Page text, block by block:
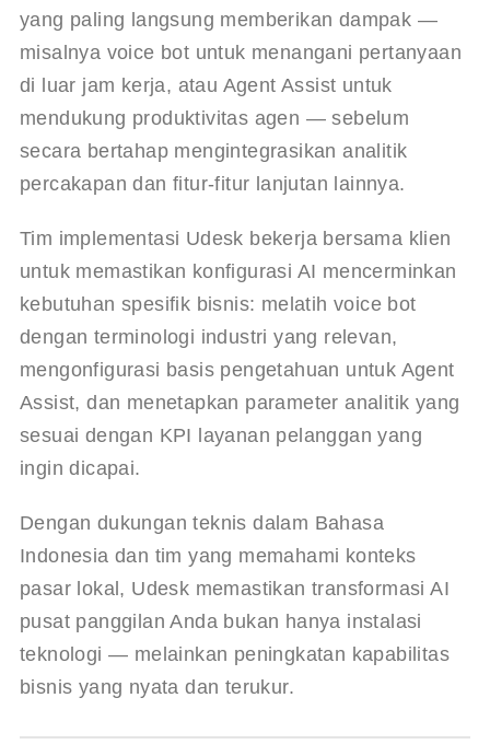
yang paling langsung memberikan dampak —
misalnya voice bot untuk menangani pertanyaan
di luar jam kerja, atau Agent Assist untuk
mendukung produktivitas agen — sebelum
secara bertahap mengintegrasikan analitik
percakapan dan fitur-fitur lanjutan lainnya.
Tim implementasi Udesk bekerja bersama klien
untuk memastikan konfigurasi AI mencerminkan
kebutuhan spesifik bisnis: melatih voice bot
dengan terminologi industri yang relevan,
mengonfigurasi basis pengetahuan untuk Agent
Assist, dan menetapkan parameter analitik yang
sesuai dengan KPI layanan pelanggan yang
ingin dicapai.
Dengan dukungan teknis dalam Bahasa
Indonesia dan tim yang memahami konteks
pasar lokal, Udesk memastikan transformasi AI
pusat panggilan Anda bukan hanya instalasi
teknologi — melainkan peningkatan kapabilitas
bisnis yang nyata dan terukur.